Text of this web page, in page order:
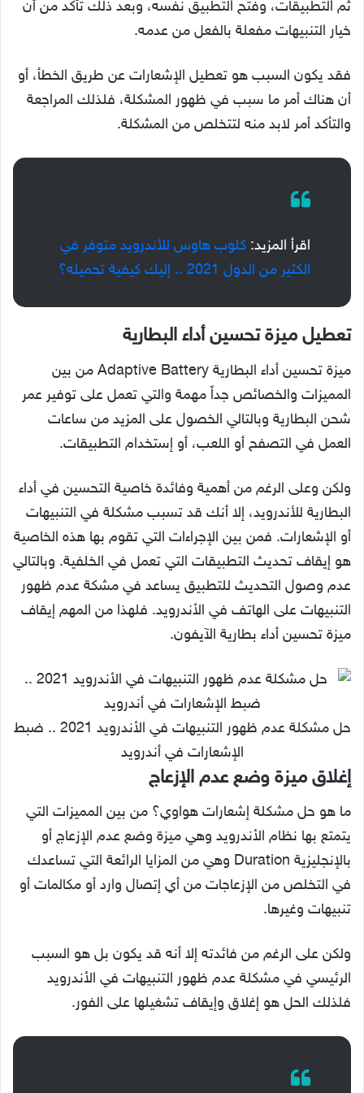
ثم التطبيقات، وفتح التطبيق نفسه، وبعد ذلك تأكد من أن
خيار التنبيهات مفعلة بالفعل من عدمه.
فقد يكون السبب هو تعطيل الإشعارات عن طريق الخطأ، أو
أن هناك أمر ما سبب في ظهور المشكلة، فلذلك المراجعة
والتأكد أمر لابد منه لتتخلص من المشكلة.
اقرأ المزيد: كلوب هاوس للأندرويد متوفر في
الكثير من الدول 2021 .. إليك كيفية تحميله؟
تعطيل ميزة تحسين أداء البطارية
ميزة تحسين أداء البطارية Adaptive Battery من بين
المميزات والخصائص جداً مهمة والتي تعمل على توفير عمر
شحن البطارية وبالتالي الخصول على المزيد من ساعات
العمل في التصفح أو اللعب، أو إستخدام التطبيقات.
ولكن وعلى الرغم من أهمية وفائدة خاصية التحسين في أداء
البطارية للأندرويد، إلا أنك قد تسبب مشكلة في التنبيهات
أو الإشعارات. فمن بين الإجراءات التي تقوم بها هذه الخاصية
هو إيقاف تحديث التطبيقات التي تعمل في الخلفية. وبالتالي
عدم وصول التحديث للتطبيق يساعد في مشكة عدم ظهور
التنبيهات على الهاتف في الأندرويد. فلهذا من المهم إيقاف
ميزة تحسين أداء بطارية الآيفون.
حل مشكلة عدم ظهور التنبيهات في الأندرويد 2021 .. ضبط
الإشعارات في أندرويد
إغلاق ميزة وضع عدم الإزعاج
ما هو حل مشكلة إشعارات هواوي؟ من بين المميزات التي
يتمتع بها نظام الأندرويد وهي ميزة وضع عدم الإزعاج أو
بالإنجليزية Duration وهي من المزايا الرائعة التي تساعدك
في التخلص من الإزعاجات من أي إتصال وارد أو مكالمات أو
تنبيهات وغيرها.
ولكن على الرغم من فائدته إلا أنه قد يكون بل هو السبب
الرئيسي في مشكلة عدم ظهور التنبيهات في الأندرويد
فلذلك الحل هو إغلاق وإيقاف تشغيلها على الفور.